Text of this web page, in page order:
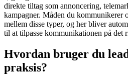
direkte tiltag som annoncering,
kampagner. Måden du kommunikerer
mellem disse typer, og her bliver
til at tilpasse kommunikationen på det
Hvordan bruger du
praksis?